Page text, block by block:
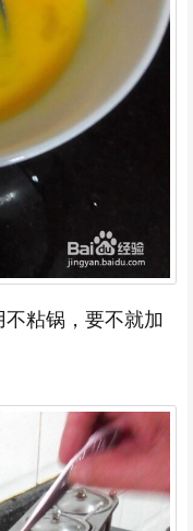
粘锅，要不就加